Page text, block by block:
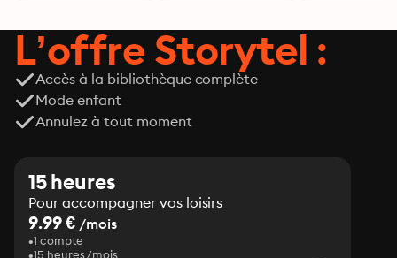
L’offre Storytel :
Accès à la bibliothèque complète
Mode enfant
Annulez à tout moment
15 heures
Pour accompagner vos loisirs
9.99 € /mois
1 compte
15 heures/mois